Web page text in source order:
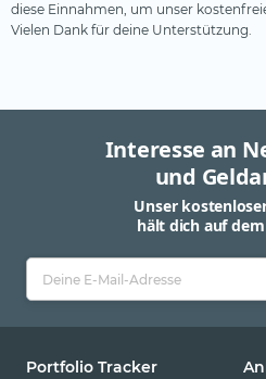
diese Einnahmen, um unser
Vielen Dank für deine Unterstützung.
Interesse an
und
Unser
hält dich auf
Portfolio Tracker